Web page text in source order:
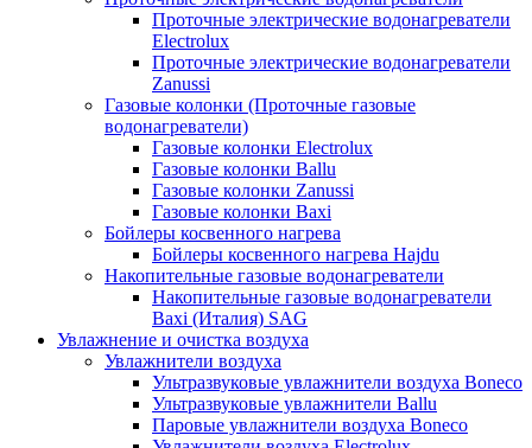
Проточные электрические водонагреватели
Electrolux
Проточные электрические водонагреватели
Zanussi
Газовые колонки (Проточные газовые
водонагреватели)
Газовые колонки Electrolux
Газовые колонки Ballu
Газовые колонки Zanussi
Газовые колонки Baxi
Бойлеры косвенного нагрева
Бойлеры косвенного нагрева Hajdu
Накопительные газовые водонагреватели
Накопительные газовые водонагреватели
Baxi (Италия) SAG
Увлажнение и очистка воздуха
Увлажнители воздуха
Ультразвуковые увлажнители воздуха Boneco
Ультразвуковые увлажнители Ballu
Паровые увлажнители воздуха Boneco